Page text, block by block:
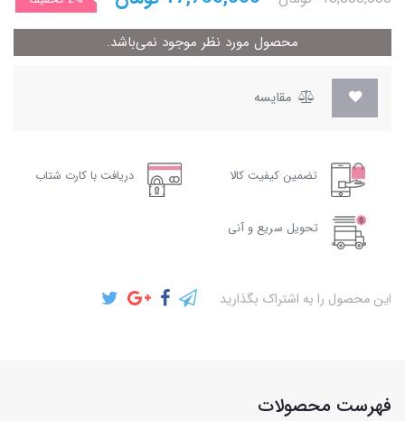
محصول مورد نظر موجود نمی‌باشد.
مقایسه
تضمین کیفیت کالا دریافت با کارت شتاب
تحویل سریع و آنی
این محصول را به اشتراک بگذارید
فهرست محصولات